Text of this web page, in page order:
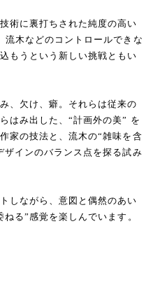
術に裏打ちされた純度の高い
流木などのコントロールできな
もうという新しい挑戦ともい
、欠け、癖。それらは従来の
はみ出した、“計画外の美” を
家の技法と、流木の“雑味を含
ザインのバランス点を探る試み
しながら、意図と偶然のあい
る”感覚を楽しんでいます。